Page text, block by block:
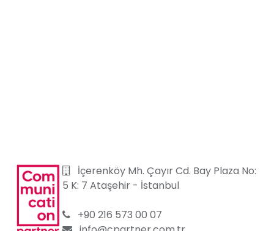
İçerenköy Mh. Çayır Cd. Bay Plaza No:
5 K: 7 Ataşehir - İstanbul
+90 216 573 00 07